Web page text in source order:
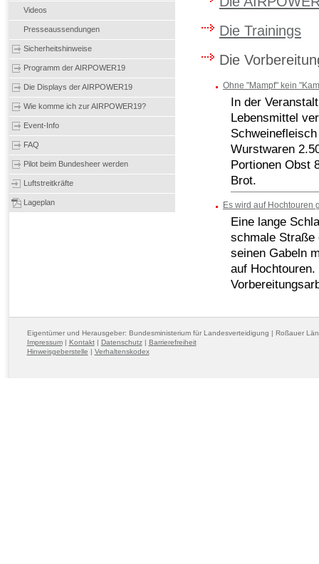
Videos
Presseaussendungen
Sicherheitshinweise
Programm der AIRPOWER19
Die Displays der AIRPOWER19
Wie komme ich zur AIRPOWER19?
Event-Info
FAQ
Pilot beim Bundesheer werden
Luftstreitkräfte
Lageplan
Die Trainings
Die
Ohne "Mampf" kein
In der
Lebensmittel
Wurstwaren
Portionen Obst
Brot.
Es wird auf Hochtouren
Eine lange
schmale Straße
seinen Gabeln
auf
Eigentümer und Herausgeber: Bundesministerium für Landesverteidigung | Roßauer
Impressum| Kontakt| Datenschutz| Barrierefreiheit
Hinweisgeberstelle | Verhaltenskodex